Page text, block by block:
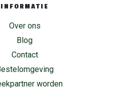
INFORMATIE
Over ons
Blog
Contact
worden